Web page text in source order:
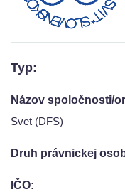
VÝROČNÉ SPRÁVY
ĎAKUJEME
DARUJTE ZO SRDCA
Názov spoločnosti/
Svet (DFS)
Druh
IČO: